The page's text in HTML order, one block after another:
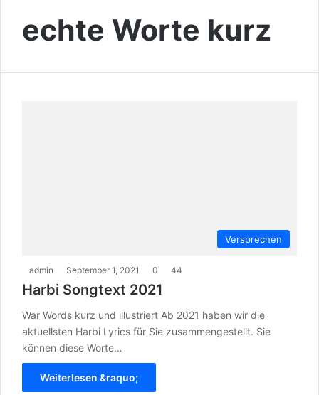
echte Worte kurz
Versprechen
admin September 1, 2021 0 44
Harbi Songtext 2021
War Words kurz und illustriert Ab 2021 haben wir die
aktuellsten Harbi Lyrics für Sie zusammengestellt. Sie
können diese Worte…
Weiterlesen &raquo;